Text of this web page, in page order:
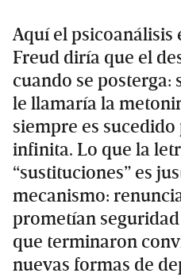
Aquí el psicoanálisis
Freud diría que el
cuando se posterga:
le llamaría la
siempre es
infinita. Lo que la
“sustituciones” es
mecanismo:
prometían
que terminaron
nuevas formas de